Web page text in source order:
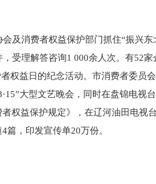
及消费者权益保护部门抓住“振兴
，受理解答咨询1 000余人次。有52
者权益日的纪念活动。市消费者委员
大型文艺晚会，同时在盘锦电视
者权益保护规定》，在辽河油田电视
篇，印发宣传单20万份。